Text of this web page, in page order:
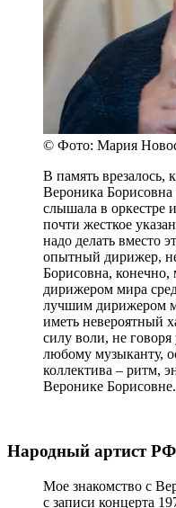
© Фото: Мария
В память врезалось,
Вероника Борисовна
слышала в оркестре
почти жесткое
надо делать вместо
опытный дирижер,
Борисовна, конечно,
дирижером мира
лучшим дирижером
иметь невероятный
силу воли, не
любому музыканту,
коллектива – ритм,
Веронике Борисовне.
Народный артист
Мое знакомство с
с записи концерта